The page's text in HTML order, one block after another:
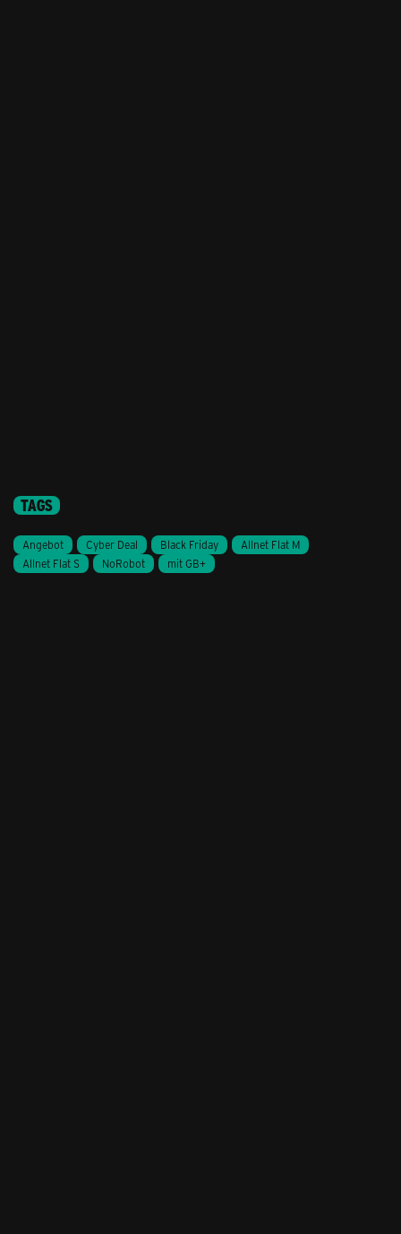
TAGS
Angebot Cyber Deal Black Friday
Allnet Flat M
Allnet Flat S
NoRobot mit GB+